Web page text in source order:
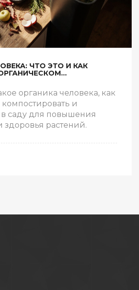
ЧТО ЭТО И КАК
органика человека, как
и
в саду для повышения
растений.